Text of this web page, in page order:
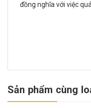
đồng nghĩa với việc
Sản phẩm cùng